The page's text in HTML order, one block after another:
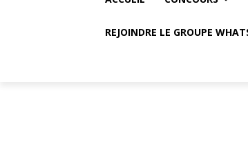
REJOINDRE LE GROUPE